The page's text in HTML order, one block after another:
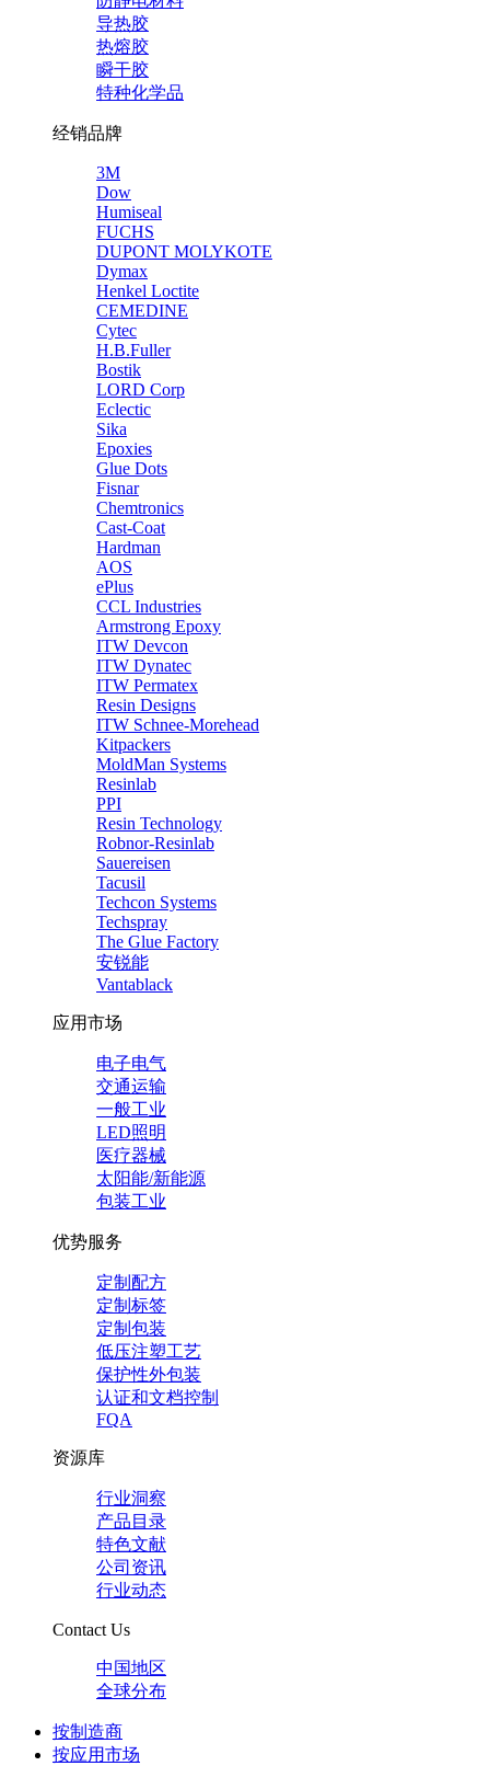
导热胶
热熔胶
瞬干胶
特种化学品
经销品牌
3M
Dow
Humiseal
FUCHS
DUPONT MOLYKOTE
Dymax
Henkel Loctite
CEMEDINE
Cytec
H.B.Fuller
Bostik
LORD Corp
Eclectic
Sika
Epoxies
Glue Dots
Fisnar
Chemtronics
Cast-Coat
Hardman
AOS
ePlus
CCL Industries
Armstrong Epoxy
ITW Devcon
ITW Dynatec
ITW Permatex
Resin Designs
ITW Schnee-Morehead
Kitpackers
MoldMan Systems
Resinlab
PPI
Resin Technology
Robnor-Resinlab
Sauereisen
Tacusil
Techcon Systems
Techspray
The Glue Factory
安锐能
Vantablack
应用市场
电子电气
交通运输
一般工业
LED照明
医疗器械
太阳能/新能源
包装工业
优势服务
定制配方
定制标签
定制包装
低压注塑工艺
保护性外包装
认证和文档控制
FQA
资源库
行业洞察
产品目录
特色文献
公司资讯
行业动态
Contact Us
中国地区
全球分布
按制造商
按应用市场